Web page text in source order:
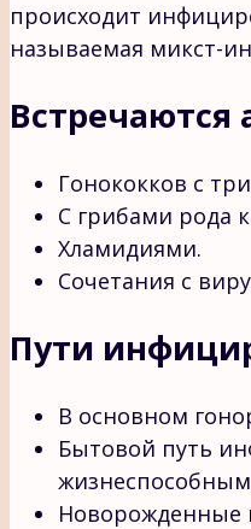
происходит
называемая микст-
Встречаются
Гонококков с
С грибами рода
Хламидиями.
Сочетания с
Пути
В основном
Бытовой путь
Новорожденные